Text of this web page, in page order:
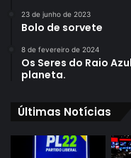
23 de junho de 2023
Bolo de sorvete
8 de fevereiro de 2024
Os Seres do Raio
planeta.
Últimas Notícias